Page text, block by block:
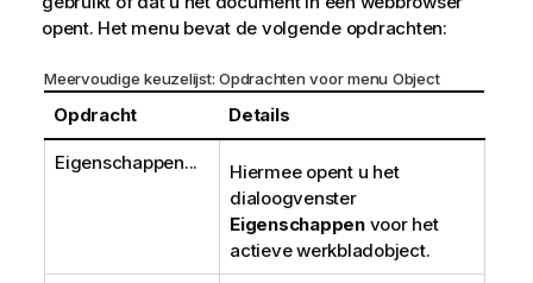
opent. Het menu bevat de volgende opdrachten:
Meervoudige keuzelijst: Opdrachten voor menu Object
Opdracht Details
Eigenschappen...
Hiermee opent u het
dialoogvenster
Eigenschappenvoor het
actieve werkbladobject.